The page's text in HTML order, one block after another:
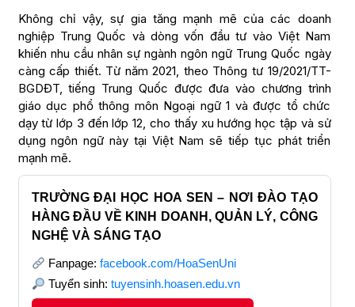
Không chỉ vậy, sự gia tăng mạnh mẽ của các doanh
nghiệp Trung Quốc và dòng vốn đầu tư vào Việt Nam
khiến nhu cầu nhân sự ngành ngôn ngữ Trung Quốc ngày
càng cấp thiết. Từ năm 2021, theo Thông tư 19/2021/TT-
BGDĐT, tiếng Trung Quốc được đưa vào chương trình
giáo dục phổ thông môn Ngoại ngữ 1 và được tổ chức
dạy từ lớp 3 đến lớp 12, cho thấy xu hướng học tập và sử
dụng ngôn ngữ này tại Việt Nam sẽ tiếp tục phát triển
mạnh mẽ.
TRƯỜNG ĐẠI HỌC HOA SEN – NƠI ĐÀO TẠO
HÀNG ĐẦU VỀ KINH DOANH, QUẢN LÝ, CÔNG
NGHỆ VÀ SÁNG TẠO
Fanpage: facebook.com/HoaSenUni
Tuyển sinh: tuyensinh.hoasen.edu.vn